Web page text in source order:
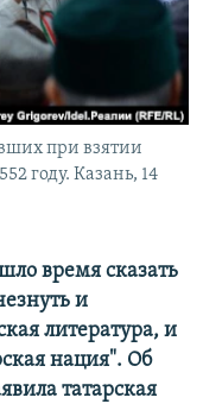
при взятии
году. Казань, 14
время сказать
и
литература, и
нация". Об
татарская